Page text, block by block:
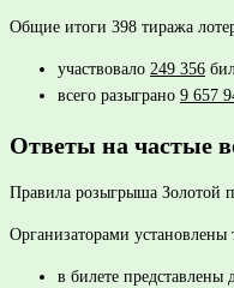
Общие итоги 398 тиража
участвовало 249 356
всего разыграно 9 657
Ответы на частые
Правила розыгрыша Золотой
Организаторами установлены
в билете